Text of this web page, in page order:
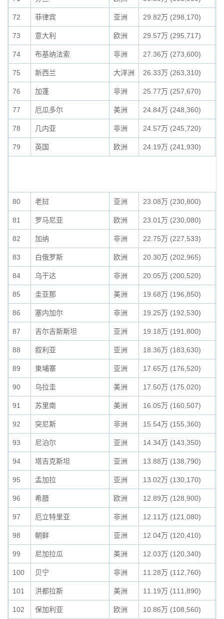
72 菲律宾 亚洲 29.82万 (298,170)
73 意大利 欧洲 29.57万 (295,717)
74 布基纳法索 非洲 27.36万 (273,600)
75 新西兰 大洋洲 26.33万 (263,310)
76 加蓬 非洲 25.77万 (257,670)
77 厄瓜多尔 美洲 24.84万 (248,360)
78 几内亚 非洲 24.57万 (245,720)
79 英国 欧洲 24.19万 (241,930)
80 老挝 亚洲 23.08万 (230,800)
81 罗马尼亚 欧洲 23.01万 (230,080)
82 加纳 非洲 22.75万 (227,533)
83 白俄罗斯 欧洲 20.30万 (202,965)
84 乌干达 非洲 20.05万 (200,520)
85 圭亚那 美洲 19.68万 (196,850)
86 塞内加尔 非洲 19.25万 (192,530)
87 吉尔吉斯斯坦 亚洲 19.18万 (191,800)
88 叙利亚 亚洲 18.36万 (183,630)
89 柬埔寨 亚洲 17.65万 (176,520)
90 乌拉圭 美洲 17.50万 (175,020)
91 苏里南 美洲 16.05万 (160,507)
92 突尼斯 非洲 15.54万 (155,360)
93 尼泊尔 亚洲 14.34万 (143,350)
94 塔吉克斯坦 亚洲 13.88万 (138,790)
95 孟加拉 亚洲 13.02万 (130,170)
96 希腊 欧洲 12.89万 (128,900)
97 厄立特里亚 非洲 12.11万 (121,080)
98 朝鲜 亚洲 12.04万 (120,410)
99 尼加拉瓜 美洲 12.03万 (120,340)
100 贝宁 非洲 11.28万 (112,760)
101 洪都拉斯 美洲 11.19万 (111,890)
102 保加利亚 欧洲 10.86万 (108,560)